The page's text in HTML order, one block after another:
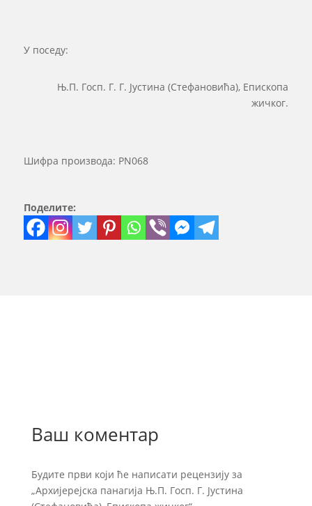
У поседу:
Њ.П. Госп. Г. Г. Јустина (Стефановића), Епископа
жичког.
Шифра производа: PN068
Поделите:
Ваш коментар
Будите први који ће написати рецензију за
„Архијерејска панагија Њ.П. Госп. Г. Јустина